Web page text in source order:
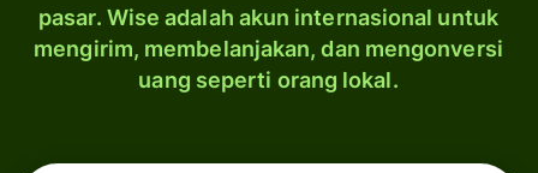
pasar. Wise adalah akun internasional untuk
mengirim, membelanjakan, dan mengonversi
uang seperti orang lokal.